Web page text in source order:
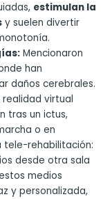
estimulan la
y suelen divertir
Mencionaron
han
daños cerebrales.
virtual
tras un ictus,
o en
tele-rehabilitación:
desde otra sala
medios
y personalizada,